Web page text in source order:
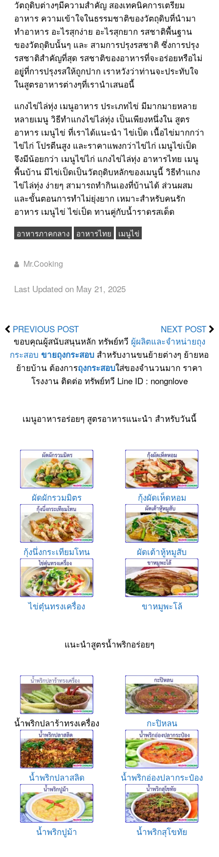
วัตถุดิบต่างๆมีความสำคัญ สองเทคนิคการเตรียม
อาหาร ความเข้าใจในธรรมชาติของวัตถุดิบที่นำมา
ทำอาหาร อะไรสุกง่าย อะไรสุกยาก รสชาติพื้นฐาน
ของวัตถุดิบนั้นๆ และ สามการปรุงรสชาติ ซึ่งการปรุง
รสชาติสำคัญที่สุด รสชาติของอาหารที่จะอร่อยหรือไม่
อยูู่ที่การปรุงรสให้ถูกปาก เราหวังว่าท่านจะประทับใจ
ในสูตรอาหารต่างๆที่เรานำเสนอนี้
แกงไข่ไล่ทุ่ง เมนูอาหาร ประเภทไข่ มีมากมายหลาย
หลายเมนู วิธีทำแกงไข่ไล่ทุ่ง เป็นเพียงหนึ่งใน สูตร
อาหาร เมนูไข่ ที่เราได้แนะนำ ไข่เป็ด เนื้อไข่มากกว่า
ไข่ไก่ โปรตีนสูง และราคาแพงกว่าไข่ไก่ เมนูไข่เป็ด
จึงมีน้อยกว่า เมนูไข่ไก่ แกงไข่ไล่ทุ่ง อาหารไทย เมนู
พื้นบ้าน มีไข่เป็ดเป็นวัตถุดิบหลักของเมนูนี้ วิธีทำแกง
ไข่ไล่ทุ่ง ง่ายๆ สามารถทำกินเองที่บ้านได้ ส่วนผสม
และขั้นตอนการทำไม่ยุ่งยาก เหมาะสำหรับคนรัก
อาหาร เมนูไข่ ไข่เป็ด ทานคู่กับน้ำราดรสเด็ด
อาหารภาคกลาง อาหารไทย เมนูไข่
Mr.Cooking
Last Updated on May 21, 2025
PREVIOUS POST
NEXT POST
ขอบคุณผู้สนับสนุนหลัก ทรัพย์ทวี ผู้ผลิตและจำหน่ายถุง
กระสอบ ขายถุงกระสอบ สำหรับงานขนย้ายต่างๆ ย้ายหอ
ย้ายบ้าน ต้องการถุงกระสอบใส่ของจำนวนมาก ราคา
โรงงาน ติดต่อ ทรัพย์ทวี Line ID : nongnlove
เมนูอาหารอร่อยๆ สูตรอาหารแนะนำ สำหรับวันนี้
ผัดผักรวมมิตร กุ้งผัดเห็ดหอม
กุ้งนึ่งกระเทียมโทน ผัดเต้าหู้หมูสับ
ไข่ตุ๋นทรงเครื่อง ขาหมูพะโล้
แนะนำสูตรน้ำพริกอร่อยๆ
น้ำพริกปลาร้าทรงเครื่อง กะปิหลน
น้ำพริกปลาสลิด น้ำพริกอ่องปลากระป๋อง
น้ำพริกปูม้า น้ำพริกสุโขทัย